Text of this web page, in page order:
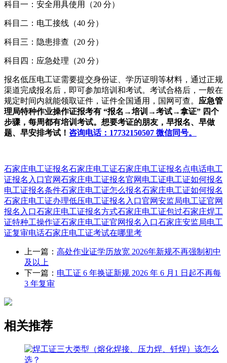
科目一：安全用具使用（20 分）
科目二：电工接线（40 分）
科目三：隐患排查（20 分）
科目四：应急处理（20 分）
报名低压电工证需要提交身份证、学历证明等材料，通过正规
渠道完成报名后，即可参加培训和考试。考试合格后，一般在
规定时间内就能领取证件，证件全国通用，国网可查。 应急管
理局特种作业操作证报考有 “报名→培训→考试→拿证” 四个
步骤，每周都有培训考试。想要考证的朋友，早报名、早做
题、早安排考试！ 咨询电话：17732150507 微信同号。
石家庄电工证报名石家庄电工证石家庄电工证报名点电话电工
证报名入口官网石家庄电工证报名官网 电工证电工证如何报名
电工证报名条件石家庄电工证怎么报名石家庄电工证如何报名
石家庄电工证办理低压电工证报名入口官网安监局电工证官网
报名入口石家庄电工证报名方式石家庄电工证包过石家庄焊工
证特种工操作证石家庄电工证官网报名入口石家庄安监局电工
证复审电话石家庄电工证考试在哪里考
上一篇： 高处作业证学历放宽 2026年新规不再强制初中
及以上
下一篇： 电工证 6 年换证新规 2026 年 6 月1 日起不再每
3 年复审
相关推荐